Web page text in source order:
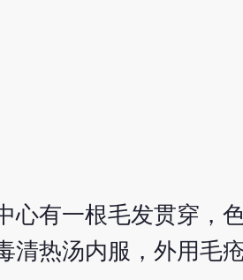
有一根毛发贯穿，色
清热汤内服，外用毛